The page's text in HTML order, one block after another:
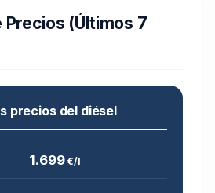
(Últimos 7
precios del diésel
1.699€/l